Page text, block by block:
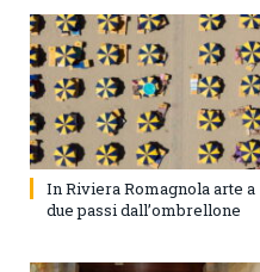
In Riviera Romagnola arte a
due passi dall’ombrellone